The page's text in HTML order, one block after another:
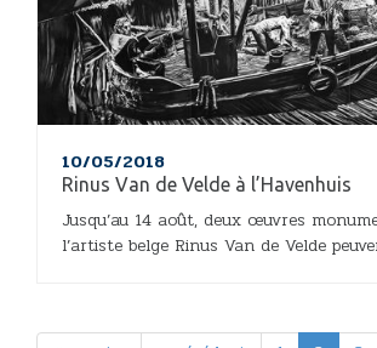
10/05/2018
Rinus Van de Velde à l’Havenhuis
Jusqu’au 14 août, deux œuvres
l’artiste belge Rinus Van de Velde